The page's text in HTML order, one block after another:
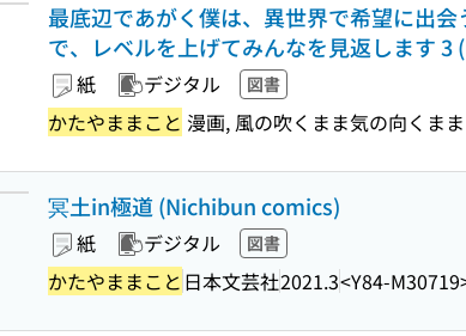
最底辺であがく僕は、異世界で希望に出
で、レベルを上げてみんなを見返します 3
紙 デジタル 図書
かたやままこと 漫画, 風の吹くまま気の向くま
冥土in極道 (Nichibun comics)
紙 デジタル 図書
かたやままこと 日本文芸社2021.3<Y84-